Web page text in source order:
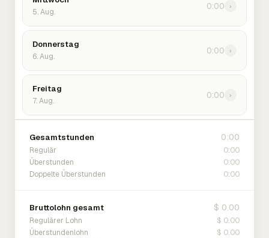
5. Aug.
0:00 ›
Donnerstag
6. Aug.
0:00 ›
Freitag
7. Aug.
0:00 ›
Gesamtstunden 0:00
Regulär 0:00
Überstunden 0:00
Doppelte Überstunden 0:00
Bruttolohn gesamt $ 0.00
Regulärer Lohn $ 0.00
Überstundenlohn $ 0.00